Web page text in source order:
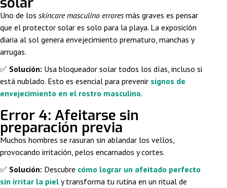
Uno de los skincare masculino erroresmás graves es pensar
que el protector solar es solo para la playa. La exposición
diaria al sol genera envejecimiento prematuro, manchas y
arrugas.
✅ Solución: Usa bloqueador solar todos los días, incluso si
está nublado. Esto es esencial para prevenir signos de
envejecimiento en el rostro masculino.
Error 4: Afeitarse sin
preparación previa
Muchos hombres se rasuran sin ablandar los vellos,
provocando irritación, pelos encarnados y cortes.
✅ Solución: Descubre cómo lograr un afeitado perfecto
sin irritar la piel y transforma tu rutina en un ritual de